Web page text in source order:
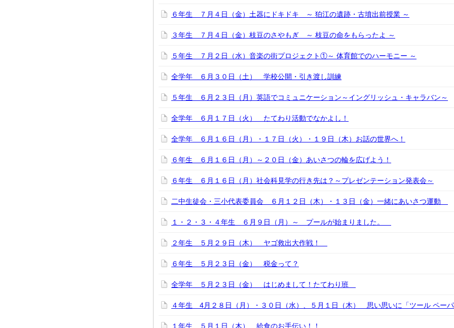
６年生 ７月４日（金）土器にドキドキ ～ 狛江の遺跡・古墳出前授業 ～
３年生 ７月４日（金）枝豆のさやもぎ ～ 枝豆の命をもらったよ ～
５年生 ７月２日（水）音楽の街プロジェクト①～ 体育館でのハーモニー ～
全学年 ６月３０日（土） 学校公開・引き渡し訓練
５年生 ６月２３日（月）英語でコミュニケーション～イングリッシュ・キャラバン～
全学年 ６月１７日（火） たてわり活動でなかよし！
全学年 ６月１６日（月）・１７日（火）・１９日（木）お話の世界へ！
６年生 ６月１６日（月）～２０日（金）あいさつの輪を広げよう！
６年生 ６月１６日（月）社会科見学の行き先は？～プレゼンテーション発表会～
二中生徒会・三小代表委員会 ６月１２日（木）・１３日（金）一緒にあいさつ運動
１・２・３・４年生 ６月９日（月）～ プールが始まりました。
２年生 ５月２９日（木） ヤゴ救出大作戦！
６年生 ５月２３日（金） 税金って？
全学年 ５月２３日（金） はじめまして！たてわり班
４年生 4月２８日（月）・３０日（水）、５月１日（木） 思い思いに「ツール ペー
１年生 ５月１日（木） 給食のお手伝い！！